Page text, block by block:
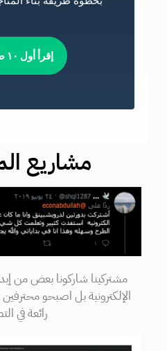
إقرأ أول ١٠ صفحات
مشاريع
مشتركينا شاركونا بعض من
الإلكترونية بل اصبحو
رائعة في